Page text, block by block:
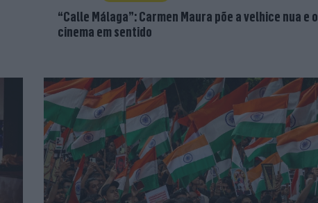
“Calle Málaga”: Carmen Maura põe a velhice nua e o
cinema em sentido